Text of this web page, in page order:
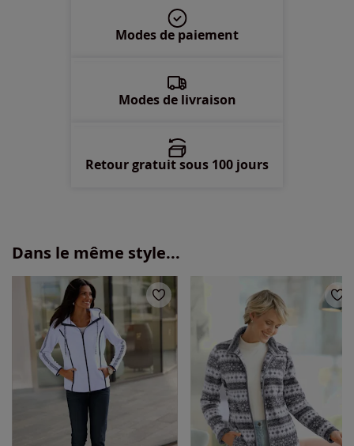
Modes de paiement
Modes de livraison
Retour gratuit sous 100 jours
Dans le même style...